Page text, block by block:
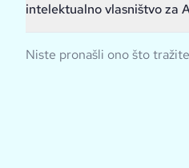
intelektualno vlasništvo za
Niste pronašli ono što